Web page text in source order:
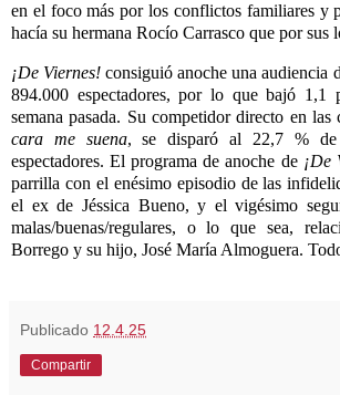
en el foco más por los conflictos familiares y
hacía su hermana Rocío Carrasco que por sus
¡De Viernes! consiguió anoche una audiencia
894.000 espectadores, por lo que bajó 1,1
semana pasada. Su competidor directo en las
cara me suena, se disparó al 22,7 % de
espectadores. El programa de anoche de ¡De
parrilla con el enésimo episodio de las
el ex de Jéssica Bueno, y el vigésimo
malas/buenas/regulares, o lo que sea,
Borrego y su hijo, José María Almoguera.
Publicado 12.4.25
Compartir